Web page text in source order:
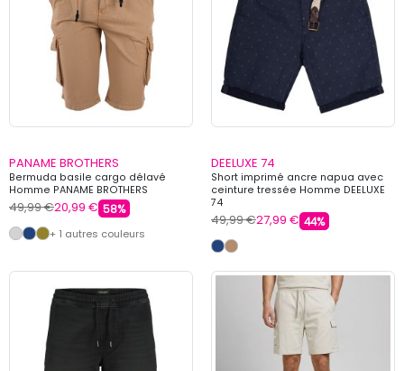
PANAME BROTHERS
Bermuda basile cargo délavé
Homme PANAME BROTHERS
49,99 €20,99 € 58%
+ 1 autres couleurs
DEELUXE 74
Short imprimé ancre napua avec
ceinture tressée Homme DEELUXE
74
49,99 €27,99 € 44%